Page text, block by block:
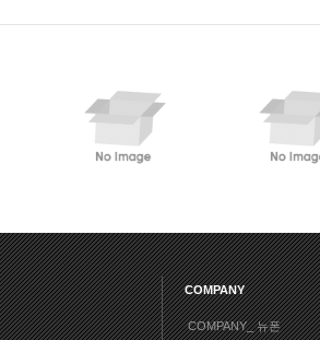
COMPANY
COMPANY_ 뉴폰